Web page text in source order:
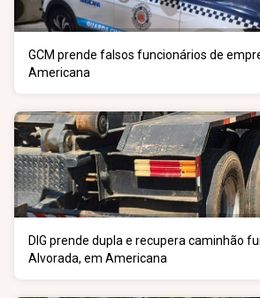
GCM prende falsos funcionários de
Americana
DIG prende dupla e recupera caminhão
Alvorada, em Americana